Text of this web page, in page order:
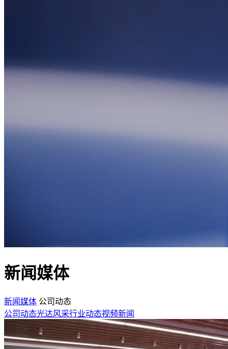
新闻媒体
新闻媒体 公司动态
公司动态光达风采行业动态视频新闻